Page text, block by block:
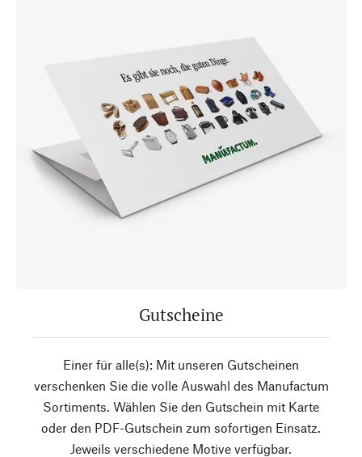
Gutscheine
Einer für alle(s): Mit unseren Gutscheinen
verschenken Sie die volle Auswahl des Manufactum
Sortiments. Wählen Sie den Gutschein mit Karte
oder den PDF-Gutschein zum sofortigen Einsatz.
Jeweils verschiedene Motive verfügbar.